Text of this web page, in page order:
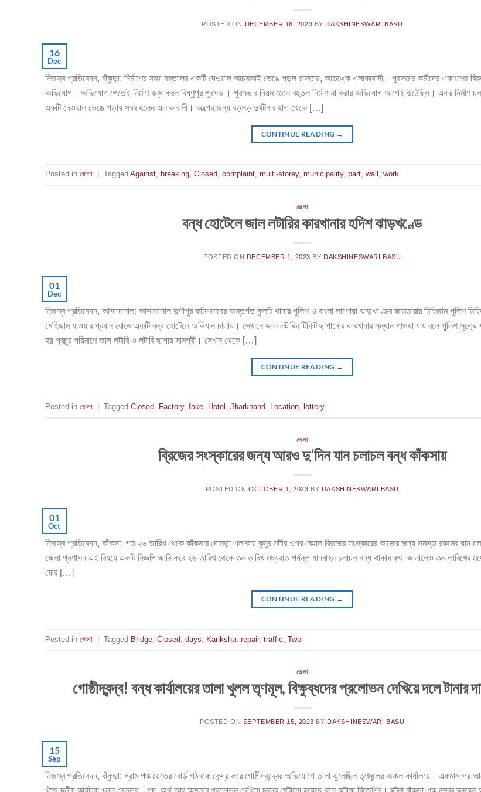
POSTED ON DECEMBER 16, 2023 BY DAKSHINESWARI BASU
16
Dec
নিজস্ব প্রতিবেদন, বাঁকুড়া: নির্মাণের সময় বহুতলের একটি দেওয়াল আচমকাই ভেঙে পড়ল রাস্তায়, আতঙ্কে এলাকাবাসী। পুরসভার কর্মীদের একাংশের
অভিযোগ। অভিযোগ পেতেই নির্মাণ বন্ধ করল বিষ্ণুপুর পুরসভা। পুরসভার নিয়ম মেনে বহুতল নির্মাণ না করার অভিযোগ আগেই উঠেছিল। এবার নির্মাণ
একটি দেওয়াল ভেঙে পড়ায় সরব হলেন এলাকাবাসী। অল্পের জন্য বড়সড় দুর্ঘটনার হাত থেকে […]
CONTINUE READING →
Posted in জেলা Tagged Against, breaking, Closed, complaint, multi-storey, municipality, part, wall , work
জেলা
বন্ধ হোটেলে জাল লটারির কারখানার হদিশ ঝাড়খণ্ডে
POSTED ON DECEMBER 1, 2023 BY DAKSHINESWARI BASU
01
Dec
নিজস্ব প্রতিবেদন, আসানসোল: আসানসোল দুর্গাপুর কমিশনারের অন্তর্গত কুলটি থানার পুলিশ ও বাংলা লাগোয়া ঝাড়খণ্ডের জামতারার মিহিজাম পুলিশ
মেহিজাম যাওয়ার প্রধান রোডে একটি বন্ধ হোটেলে অভিযান চালায়। সেখানে জাল লটারির টিকিট ছাপানোর কারখানার সন্ধান পাওয়া যায় বলে পুলিশ
হয় প্রচুর পরিমাণে জাল লটারি ও লটারি ছাপার সামগ্রী। সেখান থেকে […]
CONTINUE READING →
Posted in জেলা Tagged Closed, Factory, fake, Hotel , Jharkhand, Location, lottery
জেলা
ব্রিজের সংস্কারের জন্য আরও দু’দিন যান চলাচল বন্ধ কাঁকসায়
POSTED ONOCTOBER 1, 2023 BY DAKSHINESWARI BASU
01
Oct
নিজস্ব প্রতিবেদন, কাঁকসা: গত ২৬ তারিখ থেকে কাঁকসার দোমড়া এলাকায় কুনুর নদীর ওপর বেহাল ব্রিজের সংস্কারের কাজের জন্য সমস্ত রকমের যান
জেলা প্রশাসন এই বিষয়ে একটি বিজ্ঞপি জারি করে ২৬ তারিখ থেকে ৩০ তারিখ মধ্যরাত পর্যন্ত যানবাহন চলাচল বন্ধ থাকার কথা জানালেও ৩০ তারিখের
ফের […]
CONTINUE READING →
Posted in জেলা Tagged Bridge Closed days Kanksha repair, traffic Two
জেলা
গোষ্ঠীদ্বন্দ্ব! বন্ধ কার্যালয়ের তালা খুলল তৃণমূল, বিক্ষুব্ধদের প্রলোভন দেখিয়ে দলে টানার
POSTED ON SEPTEMBER 15, 2023 BY DAKSHINESWARI BASU
15
Sep
নিজস্ব প্রতিবেদন, বাঁকুড়া: গ্রাম পঞ্চায়েতের বোর্ড গঠনকে কেন্দ্র করে গোষ্ঠীদ্বন্দ্বের অভিযোগে তালা ঝুলেছিল তৃণমূলের অঞ্চল কার্যালয়ে। একমাস পর